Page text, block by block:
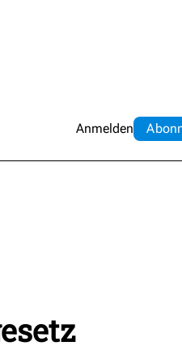
Anmelden Abo